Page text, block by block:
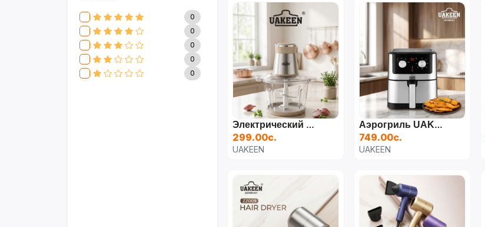
0
0
0
0
0
Электрический Измельчитель-Мясорубка UAKEEN ZL-102
299.00с.
UAKEEN
Аэрогриль UAKEEN (8 Л, 1500 Вт)
749.00с.
UAKEEN